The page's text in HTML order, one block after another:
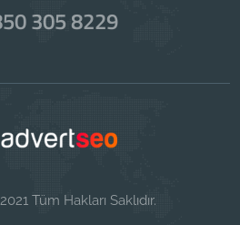
305 8229
Tüm Hakları Saklıdır.